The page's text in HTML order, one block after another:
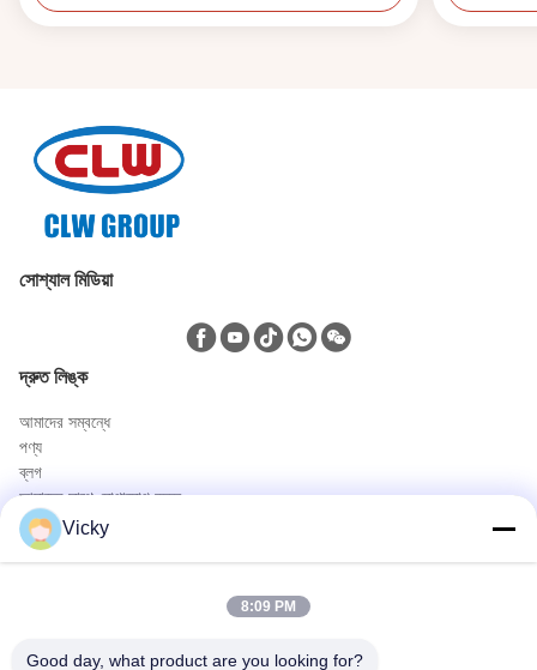
সোশ্যাল মিডিয়া
দ্রুত লিঙ্ক
আমাদের সম্বন্ধে
পণ্য
ব্লগ
আমাদের সাথে যোগাযোগ করুন
পণ্য
তেল ও গ্যাস ট্রাক
Vicky
8:09 PM
Good day, what product are you looking for?